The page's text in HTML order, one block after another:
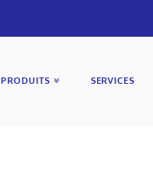
PRODUITS SERVICES